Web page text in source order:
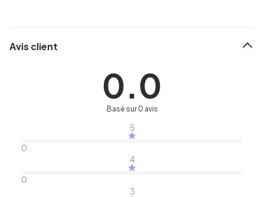
Avis client
0.0
Basé sur 0 avis
5
0
4
0
3